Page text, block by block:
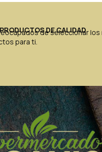
DE CALIDAD
de seleccionar los
para ti.